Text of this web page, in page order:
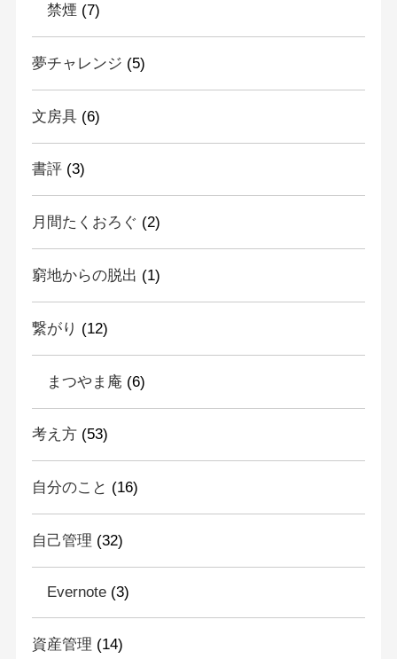
禁煙 (7)
夢チャレンジ (5)
文房具(6)
書評(3)
月間たくおろぐ (2)
窮地からの脱出 (1)
繋がり (12)
まつやま庵 (6)
考え方(53)
自分のこと (16)
自己管理 (32)
Evernote(3)
資産管理 (14)